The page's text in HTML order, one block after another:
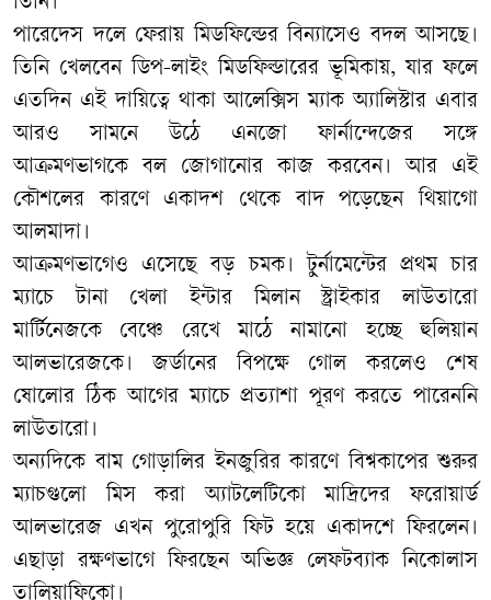
পারেদেস দলে ফেরায় মিডফিল্ডের বিন্যাসেও বদল আসছে।
তিনি খেলবেন ডিপ-লাইং মিডফিল্ডারের ভূমিকায়, যার ফলে
এতদিন এই দায়িত্বে থাকা আলেক্সিস ম্যাক অ্যালিস্টার এবার
আরও সামনে উঠে এনজো ফার্নান্দেজের সঙ্গে
আক্রমণভাগকে বল জোগানোর কাজ করবেন। আর এই
কৌশলের কারণে একাদশ থেকে বাদ পড়েছেন থিয়াগো
আলমাদা।
​আক্রমণভাগেও এসেছে বড় চমক। টুর্নামেন্টের প্রথম চার
ম্যাচে টানা খেলা ইন্টার মিলান স্ট্রাইকার লাউতারো
মার্টিনেজকে বেঞ্চে রেখে মাঠে নামানো হচ্ছে হুলিয়ান
আলভারেজকে। জর্ডানের বিপক্ষে গোল করলেও শেষ
ষোলোর ঠিক আগের ম্যাচে প্রত্যাশা পূরণ করতে পারেননি
লাউতারো।
অন্যদিকে বাম গোড়ালির ইনজুরির কারণে বিশ্বকাপের শুরুর
ম্যাচগুলো মিস করা অ্যাটলেটিকো মাদ্রিদের ফরোয়ার্ড
আলভারেজ এখন পুরোপুরি ফিট হয়ে একাদশে ফিরলেন।
এছাড়া রক্ষণভাগে ফিরছেন অভিজ্ঞ লেফটব্যাক নিকোলাস
তালিয়াফিকো।